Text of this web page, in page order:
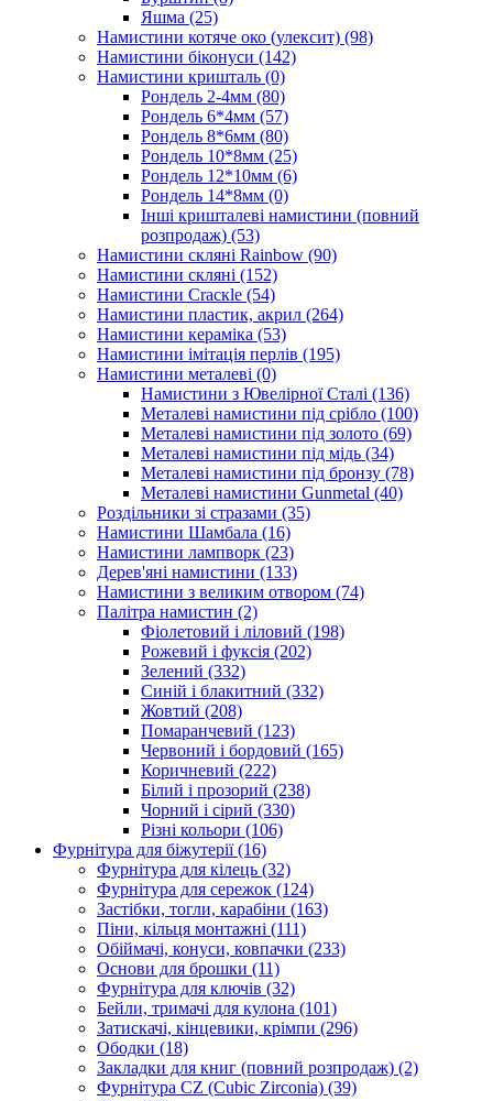
Яшма (25)
Намистини котяче око (улексит) (98)
Намистини біконуси (142)
Намистини кришталь (0)
Рондель 2-4мм (80)
Рондель 6*4мм (57)
Рондель 8*6мм (80)
Рондель 10*8мм (25)
Рондель 12*10мм (6)
Рондель 14*8мм (0)
Інші кришталеві намистини (повний
розпродаж) (53)
Намистини скляні Rainbow (90)
Намистини скляні (152)
Намистини Cracкle (54)
Намистини пластик, акрил (264)
Намистини кераміка (53)
Намистини імітація перлів (195)
Намистини металеві (0)
Намистини з Ювелірної Сталі (136)
Металеві намистини під срібло (100)
Металеві намистини під золото (69)
Металеві намистини під мідь (34)
Металеві намистини під бронзу (78)
Металеві намистини Gunmetal (40)
Роздільники зі стразами (35)
Намистини Шамбала (16)
Намистини лампворк (23)
Дерев'яні намистини (133)
Намистини з великим отвором (74)
Палітра намистин (2)
Фіолетовий і ліловий (198)
Рожевий і фуксія (202)
Зелений (332)
Синій і блакитний (332)
Жовтий (208)
Помаранчевий (123)
Червоний і бордовий (165)
Коричневий (222)
Білий і прозорий (238)
Чорний і сірий (330)
Різні кольори (106)
Фурнітура для біжутерії(16)
Фурнітура для кілець (32)
Фурнітура для сережок (124)
Застібки, тогли, карабіни (163)
Піни, кільця монтажні (111)
Обіймачі, конуси, ковпачки (233)
Основи для брошки (11)
Фурнітура для ключів (32)
Бейли, тримачі для кулона (101)
Затискачі, кінцевики, крімпи (296)
Ободки (18)
Закладки для книг (повний розпродаж) (2)
Фурнітура CZ (Cubic Zirconia) (39)